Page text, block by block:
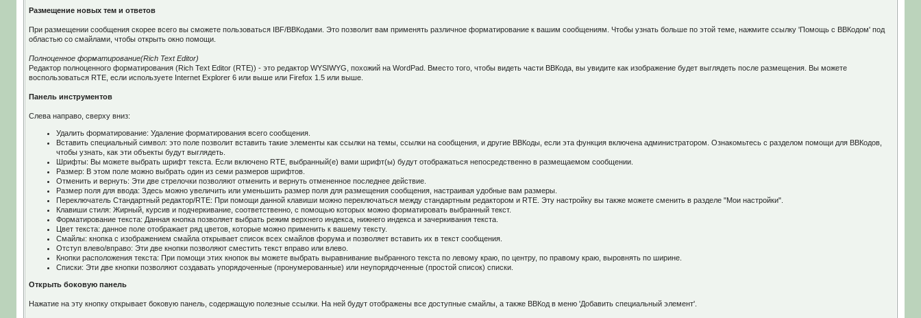
Размещение новых тем и ответов
При размещении сообщения скорее всего вы сможете пользоваться IBF/BBКодами. Это позволит вам применять различное форматирование к вашим сообщениям. Чтобы узнать больше по этой теме, нажмите ссылку 'Помощь с BBКодом' под
областью со смайлами, чтобы открыть окно помощи.
Полноценное форматирование(Rich Text Editor)
Редактор полноценного форматирования (Rich Text Editor (RTE)) - это редактор WYSIWYG, похожий на WordPad. Вместо того, чтобы видеть части ВВКода, вы увидите как изображение будет выглядеть после размещения. Вы можете
воспользоваться RTE, если используете Internet Explorer 6 или выше или Firefox 1.5 или выше.
Панель инструментов
Слева направо, сверху вниз:
Удалить форматирование: Удаление форматирования всего сообщения.
Вставить специальный символ: это поле позволит вставить такие элементы как ссылки на темы, ссылки на сообщения, и другие ВВКоды, если эта функция включена администратором. Ознакомьтесь с разделом помощи для ВВКодов,
чтобы узнать, как эти объекты будут выглядеть.
Шрифты: Вы можете выбрать шрифт текста. Если включено RTE, выбранный(е) вами шрифт(ы) будут отображаться непосредственно в размещаемом сообщении.
Размер: В этом поле можно выбрать один из семи размеров шрифтов.
Отменить и вернуть: Эти две стрелочки позволяют отменить и вернуть отмененное последнее действие.
Размер поля для ввода: Здесь можно увеличить или уменьшить размер поля для размещения сообщения, настраивая удобные вам размеры.
Переключатель Стандартный редактор/RTE: При помощи данной клавиши можно переключаться между стандартным редактором и RTE. Эту настройку вы также можете сменить в разделе "Мои настройки".
Клавиши стиля: Жирный, курсив и подчеркивание, соответственно, с помощью которых можно форматировать выбранный текст.
Форматирование текста: Данная кнопка позволяет выбрать режим верхнего индекса, нижнего индекса и зачеркивания текста.
Цвет текста: данное поле отображает ряд цветов, которые можно применить к вашему тексту.
Смайлы: кнопка с изображением смайла открывает список всех смайлов форума и позволяет вставить их в текст сообщения.
Отступ влево/вправо: Эти две кнопки позволяют сместить текст вправо или влево.
Кнопки расположения текста: При помощи этих кнопок вы можете выбрать выравнивание выбранного текста по левому краю, по центру, по правому краю, выровнять по ширине.
Списки: Эти две кнопки позволяют создавать упорядоченные (пронумерованные) или неупорядоченные (простой список) списки.
Открыть боковую панель
Нажатие на эту кнопку открывает боковую панель, содержащую полезные ссылки. На ней будут отображены все доступные смайлы, а также ВВКод в меню 'Добавить специальный элемент'.